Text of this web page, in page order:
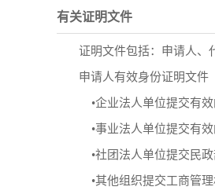
有关证明文件
证明文件包括：申请人、
申请人有效身份证明文件
•企业法人单位提交有效
•事业法人单位提交有效
•社团法人单位提交民政
•其他组织提交工商管理